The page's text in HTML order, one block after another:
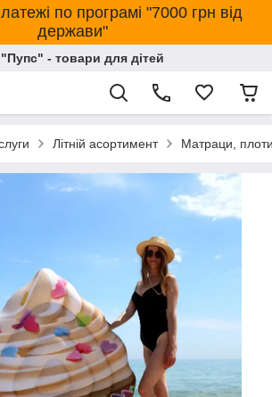
по програмі "7000 грн від
держави"
"Пупс" - товари для дітей
Літній асортимент Матраци,